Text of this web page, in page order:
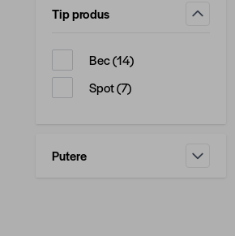
Tip produs
Bec(14produse disponibile
)
Spot(7produse disponibile
)
Putere